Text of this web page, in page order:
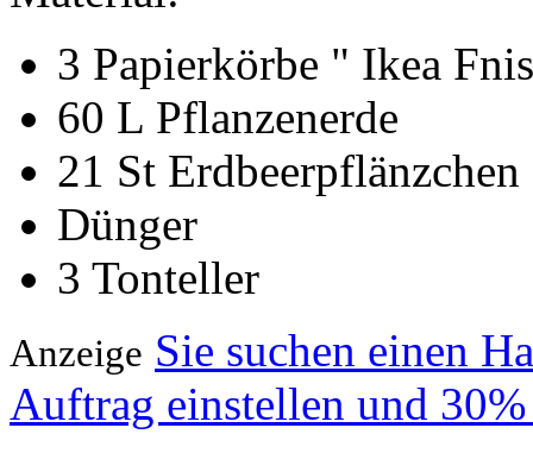
3 Papierkörbe " Ikea
60 L Pflanzenerde
21 St Erdbeerpflänzchen
Dünger
3 Tonteller
Anzeige Sie suchen einen
Auftrag einstellen und